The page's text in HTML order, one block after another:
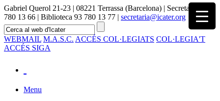
Gabriel Querol 21-23 | 08221 Terrassa (Barcelona) | Secretaria 93
780 13 66 | Biblioteca 93 780 13 77 | secretaria@icater.org
WEBMAIL M.A.S.C. ACCÉS COL·LEGIATS COL·LEGIA'T
ACCÉS SIGA
Menu